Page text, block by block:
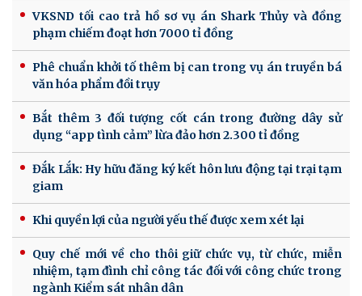
VKSND tối cao trả hồ sơ vụ án Shark Thủy và đồng
phạm chiếm đoạt hơn 7000 tỉ đồng
Phê chuẩn khởi tố thêm bị can trong vụ án truyền bá
văn hóa phẩm đồi trụy
Bắt thêm 3 đối tượng cốt cán trong đường dây sử
dụng “app tình cảm” lừa đảo hơn 2.300 tỉ đồng
Đắk Lắk: Hy hữu đăng ký kết hôn lưu động tại trại tạm
giam
Khi quyền lợi của người yếu thế được xem xét lại
Quy chế mới về cho thôi giữ chức vụ, từ chức, miễn
nhiệm, tạm đình chỉ công tác đối với công chức trong
ngành Kiểm sát nhân dân